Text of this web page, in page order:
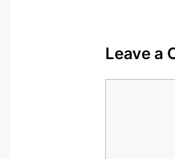
Leave a